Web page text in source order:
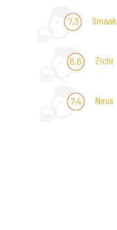
7,3 Smaak
6,6 Zicht
7,4 Neus